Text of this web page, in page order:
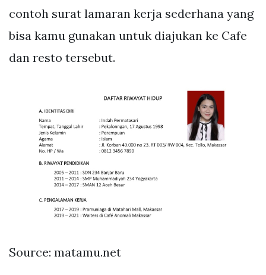
contoh surat lamaran kerja sederhana yang
bisa kamu gunakan untuk diajukan ke Cafe
dan resto tersebut.
Source: matamu.net